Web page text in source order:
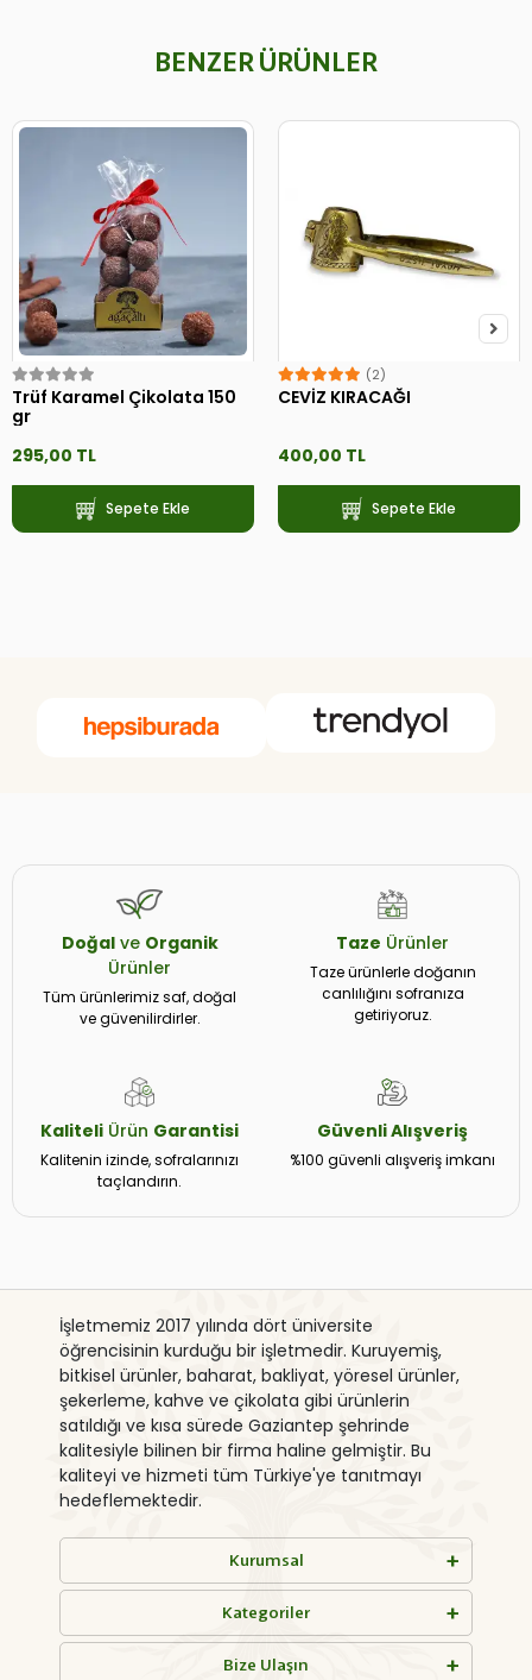
BENZER ÜRÜNLER
Trüf Karamel Çikolata 150
gr
295,00 TL
Sepete Ekle
(2)
CEVİZ KIRACAĞI
400,00 TL
Sepete Ekle
Doğalve Organik
Ürünler
Tüm ürünlerimiz saf, doğal
ve güvenilirdirler.
Taze Ürünler
Taze ürünlerle doğanın
canlılığını sofranıza
getiriyoruz.
Kaliteli Ürün Garantisi
Kalitenin izinde, sofralarınızı
taçlandırın.
GüvenliAlışveriş
%100 güvenli alışveriş imkanı
İşletmemiz 2017 yılında dört üniversite
öğrencisinin kurduğu bir işletmedir. Kuruyemiş,
bitkisel ürünler, baharat, bakliyat, yöresel ürünler,
şekerleme, kahve ve çikolata gibi ürünlerin
satıldığı ve kısa sürede Gaziantep şehrinde
kalitesiyle bilinen bir firma haline gelmiştir. Bu
kaliteyi ve hizmeti tüm Türkiye'ye tanıtmayı
hedeflemektedir.
Kurumsal
Kategoriler
Bize Ulaşın